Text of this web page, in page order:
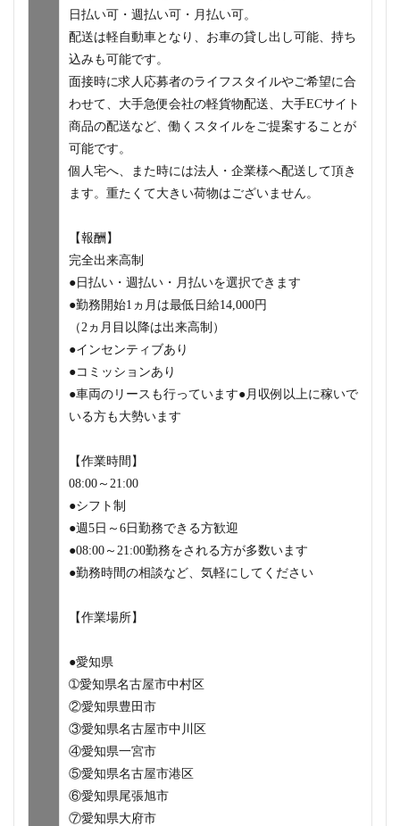
日払い可・週払い可・月払い可。
配送は軽自動車となり、お車の貸し出し可能、持ち
込みも可能です。
面接時に求人応募者のライフスタイルやご希望に合
わせて、大手急便会社の軽貨物配送、大手ECサイト
商品の配送など、働くスタイルをご提案することが
可能です。
個人宅へ、また時には法人・企業様へ配送して頂き
ます。重たくて大きい荷物はございません。
【報酬】
完全出来高制
●日払い・週払い・月払いを選択できます
●勤務開始1ヵ月は最低日給14,000円
（2ヵ月目以降は出来高制）
●インセンティブあり
●コミッションあり
●車両のリースも行っています●月収例以上に稼いで
いる方も大勢います
【作業時間】
08:00～21:00
●シフト制
●週5日～6日勤務できる方歓迎
●08:00～21:00勤務をされる方が多数います
●勤務時間の相談など、気軽にしてください
【作業場所】
●愛知県
➀愛知県名古屋市中村区
②愛知県豊田市
③愛知県名古屋市中川区
④愛知県一宮市
⑤愛知県名古屋市港区
⑥愛知県尾張旭市
⑦愛知県大府市